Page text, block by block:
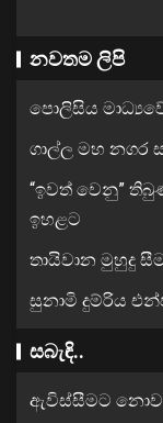
නවතම ලිපි
පොලිසිය
ගාල්ල මහ නගර
“ඉවත් වෙනු”
ඉහළට
තායිවාන මුහුදු
සුනාමි දුම්රිය
සබැඳි..
ඇවිස්සීමට නොව